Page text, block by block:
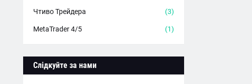
Чтиво Трейдера (3)
MetaTrader 4/5 (1)
Слідкуйте за нами